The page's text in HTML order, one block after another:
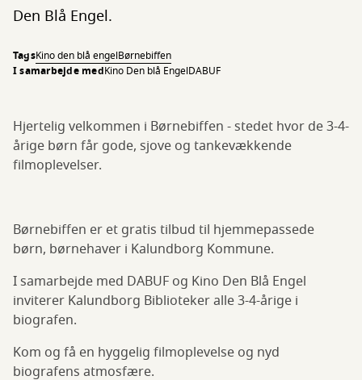
Den Blå Engel.
TagsKino den blå engelBørnebiffen
I samarbejde medKino Den blå EngelDABUF
Hjertelig velkommen i Børnebiffen - stedet hvor de 3-4-
årige børn får gode, sjove og tankevækkende
filmoplevelser.
Børnebiffen er et gratis tilbud til hjemmepassede
børn, børnehaver i Kalundborg Kommune.
I samarbejde med DABUF og Kino Den Blå Engel
inviterer Kalundborg Biblioteker alle 3-4-årige i
biografen.
Kom og få en hyggelig filmoplevelse og nyd
biografens atmosfære.